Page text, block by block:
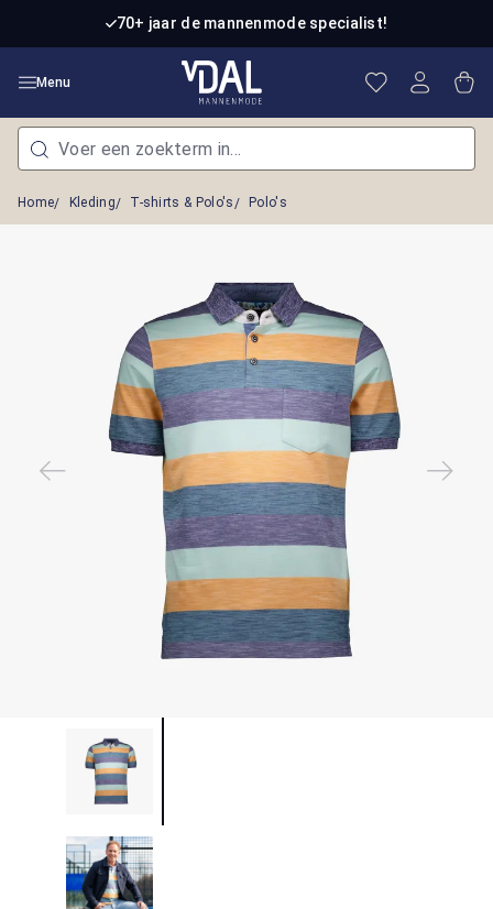
Ga naar de hoofdinhoud70+ jaar de mannenmode specialist!
Menu Je hebt 0
Home Kleding T-shirts & Polo's Polo's